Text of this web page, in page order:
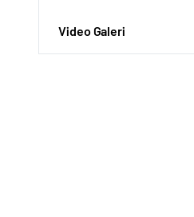
Video Galeri